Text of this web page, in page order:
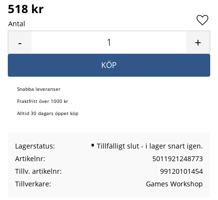
518 kr
Antal
+
-
KÖP
Snabba leveranser
Fraktfritt över 1000 kr
Alltid 30 dagars öppet köp
Lagerstatus
Tillfälligt slut - i lager snart igen.
Artikelnr
5011921248773
Tillv. artikelnr
99120101454
Tillverkare
Games Workshop